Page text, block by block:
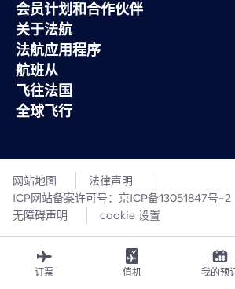
会员计划和合作伙伴
关于法航
法航应用程序
航班从
飞往法国
全球飞行
网站地图
法律声明
ICP网站备案许可号：京ICP备13051847号-2
无障碍声明
cookie 设置
订票 值机 我的预订